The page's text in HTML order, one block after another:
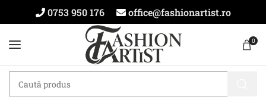
0753 950 176 office@fashionartist.ro
0